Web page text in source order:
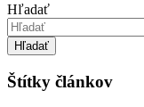
Hľadať
Hľadať
Štítky článkov